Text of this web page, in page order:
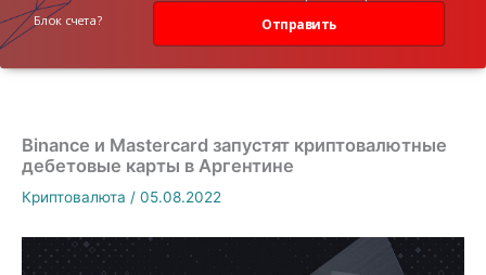
Блок счета? Отправить
Binance и Mastercard запустят криптовалютные
дебетовые карты в Аргентине
Криптовалюта / 05.08.2022